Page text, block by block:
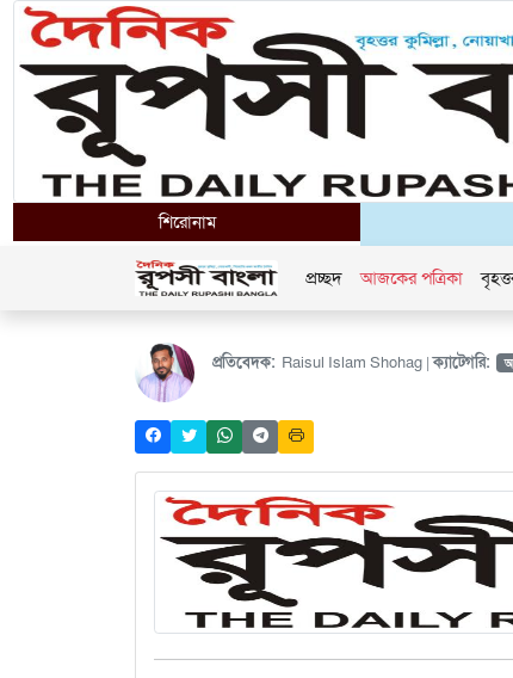
শিরোনাম
প্রচ্ছদ আজকের পত্রিকা
প্রতিবেদক: Raisul Islam Shohag |ক্যাটেগরি: